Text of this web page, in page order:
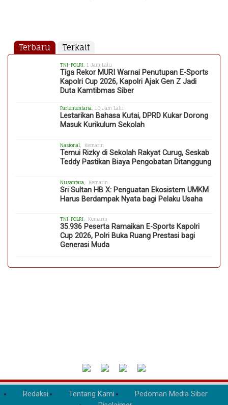
Terbaru Terkait
TNI-POLRI , 1 Jam Lalu
Tiga Rekor MURI Warnai Penutupan E-Sports
Kapolri Cup 2026, Kapolri Ajak Gen Z Jadi
Duta Kamtibmas Siber
Parlementaria , 10 Jam Lalu
Lestarikan Bahasa Kutai, DPRD Kukar Dorong
Masuk Kurikulum Sekolah
Nasional , Kemarin
Temui Rizky di Sekolah Rakyat Curug, Seskab
Teddy Pastikan Biaya Pengobatan Ditanggung
Nusantara , Kemarin
Sri Sultan HB X: Penguatan Ekosistem UMKM
Harus Berdampak Nyata bagi Pelaku Usaha
TNI-POLRI, Kemarin
35.936 Peserta Ramaikan E-Sports Kapolri
Cup 2026, Polri Buka Ruang Prestasi bagi
Generasi Muda
Redaksi Tentang Kami
Pedoman Media Siber